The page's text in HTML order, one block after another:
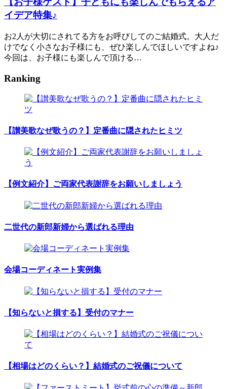
イデア特集♪
お2人が大切にされてる方をお呼びしてのご結婚式。大人だ
けでなく小さなお子様にも、ぜひ楽しんでほしいですよね♪
今回は、お子様にも楽しんで頂ける…
Ranking
【讃美歌なぜ歌うの？】定番曲に隠されたヒミツ
【例文紹介】ご両家代表謝辞をお願いしましょう
二世代の新郎新婦から選ばれる理由
会場コーディネート実例集
【知らないと損する】受付のマナー
【相場はどのくらい？】結婚式のご祝儀について